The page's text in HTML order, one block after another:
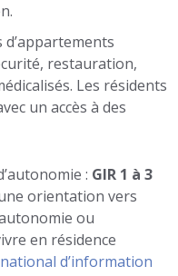
d’appartements
restauration,
Les résidents
un accès à des
: GIR 1 à 3
orientation vers
ou
en résidence
d’information